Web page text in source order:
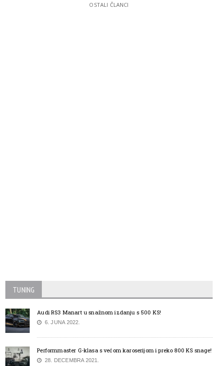
OSTALI ČLANCI
TUNING
Audi RS3 Manart u snažnom izdanju s 500 KS!
6. JUNA 2022.
Performmaster G-klasa s većom karoserijom i preko 800 KS snage!
28. DECEMBRA 2021.